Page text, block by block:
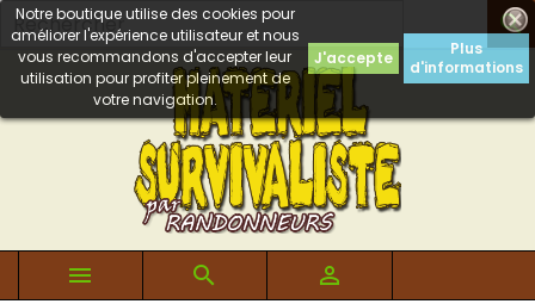

Notre boutique utilise des cookies pour
améliorer l'expérience utilisateur et nous
vous recommandons d'accepter leur
utilisation pour profiter pleinement de
votre navigation.
J'accepte
Plus
d'informations
  